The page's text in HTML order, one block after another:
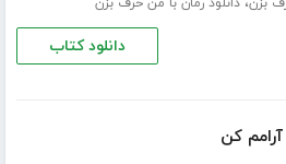
دانلود کتاب
کن